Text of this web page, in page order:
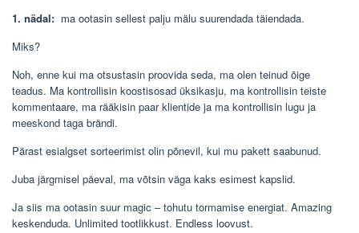
1. nädal: ma ootasin sellest palju mälu suurendada täiendada.
Miks?
Noh, enne kui ma otsustasin proovida seda, ma olen teinud õige
teadus. Ma kontrollisin koostisosad üksikasju, ma kontrollisin teiste
kommentaare, ma rääkisin paar klientide ja ma kontrollisin lugu ja
meeskond taga brändi.
Pärast esialgset sorteerimist olin põnevil, kui mu pakett saabunud.
Juba järgmisel päeval, ma võtsin väga kaks esimest kapslid.
Ja siis ma ootasin suur magic – tohutu tormamise energiat. Amazing
keskenduda. Unlimited tootlikkust. Endless loovust.